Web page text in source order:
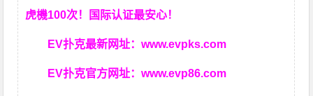
虎機100次！国际认证最安心！
EV扑克最新网址：www.evpks.com
EV扑克官方网址：www.evp86.com